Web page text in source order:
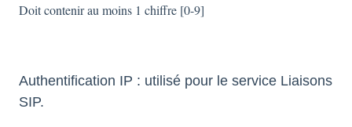
Doit contenir au moins 1 chiffre [0-9]
Authentification IP : utilisé pour le service Liaisons
SIP.